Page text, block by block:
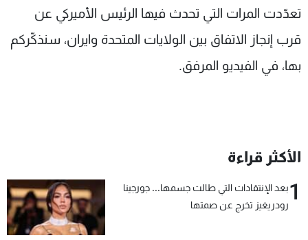
تعدّدت المرات التي تحدث فيها الرئيس الأميركي عن
قرب إنجاز الاتفاق بين الولايات المتحدة وايران، سنذكّركم
بها، في الفيديو المرفق.
الأكثر قراءة
1بعد الإنتقادات التي طالت جسمها... جورجينا
رودريغيز تخرج عن صمتها
إقتصاد فن
منوعات
البرامج
جدول البرامج
شاهد البرامج
الترددات